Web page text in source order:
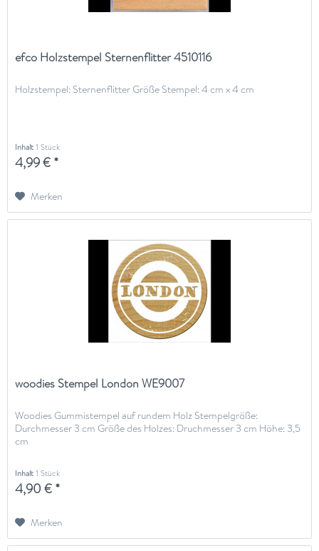
efco Holzstempel Sternenflitter 4510116
Holzstempel: Sternenflitter Größe Stempel: 4 cm x 4 cm
Inhalt1 Stück
4,99 € *
Merken
woodies Stempel London WE9007
Woodies Gummistempel auf rundem Holz Stempelgröße:
Durchmesser 3 cm Größe des Holzes: Druchmesser 3 cm Höhe: 3,5
cm
Inhalt1 Stück
4,90 € *
Merken